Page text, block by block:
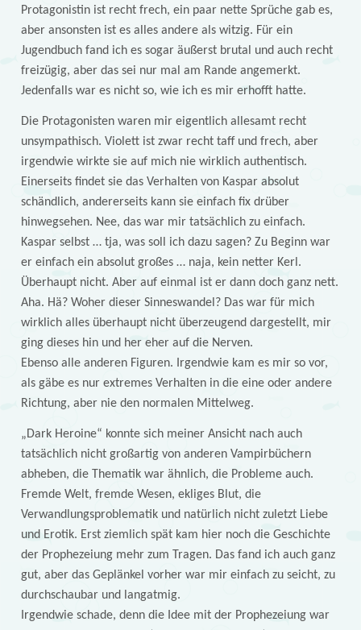
Protagonistin ist recht frech, ein paar nette Sprüche gab es,
aber ansonsten ist es alles andere als witzig. Für ein
Jugendbuch fand ich es sogar äußerst brutal und auch recht
freizügig, aber das sei nur mal am Rande angemerkt.
Jedenfalls war es nicht so, wie ich es mir erhofft hatte.
Die Protagonisten waren mir eigentlich allesamt recht
unsympathisch. Violett ist zwar recht taff und frech, aber
irgendwie wirkte sie auf mich nie wirklich authentisch.
Einerseits findet sie das Verhalten von Kaspar absolut
schändlich, andererseits kann sie einfach fix drüber
hinwegsehen. Nee, das war mir tatsächlich zu einfach.
Kaspar selbst … tja, was soll ich dazu sagen? Zu Beginn war
er einfach ein absolut großes … naja, kein netter Kerl.
Überhaupt nicht. Aber auf einmal ist er dann doch ganz nett.
Aha. Hä? Woher dieser Sinneswandel? Das war für mich
wirklich alles überhaupt nicht überzeugend dargestellt, mir
ging dieses hin und her eher auf die Nerven.
Ebenso alle anderen Figuren. Irgendwie kam es mir so vor,
als gäbe es nur extremes Verhalten in die eine oder andere
Richtung, aber nie den normalen Mittelweg.
„Dark Heroine“ konnte sich meiner Ansicht nach auch
tatsächlich nicht großartig von anderen Vampirbüchern
abheben, die Thematik war ähnlich, die Probleme auch.
Fremde Welt, fremde Wesen, ekliges Blut, die
Verwandlungsproblematik und natürlich nicht zuletzt Liebe
und Erotik. Erst ziemlich spät kam hier noch die Geschichte
der Prophezeiung mehr zum Tragen. Das fand ich auch ganz
gut, aber das Geplänkel vorher war mir einfach zu seicht, zu
durchschaubar und langatmig.
Irgendwie schade, denn die Idee mit der Prophezeiung war